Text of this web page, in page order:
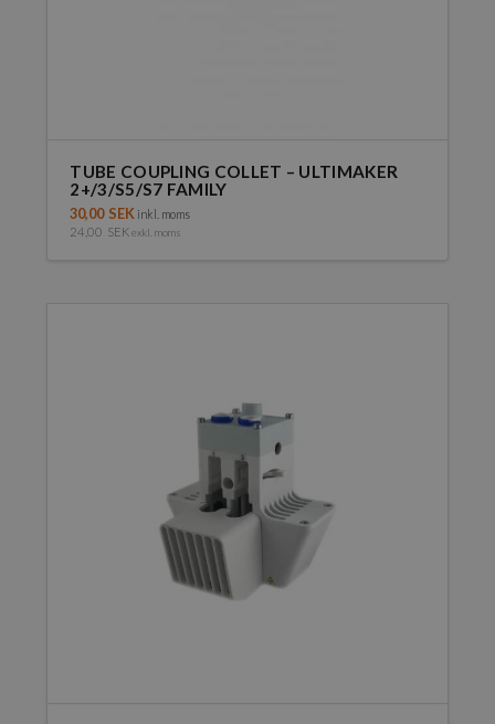
TUBE COUPLING COLLET – ULTIMAKER
2+/3/S5/S7 FAMILY
30,00 SEK inkl. moms
24,00 SEK exkl. moms